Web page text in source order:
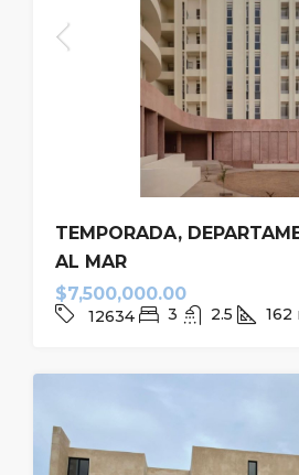
TEMPORADA,
AL MAR
$7,500,000.00
12634 3 2.5 162